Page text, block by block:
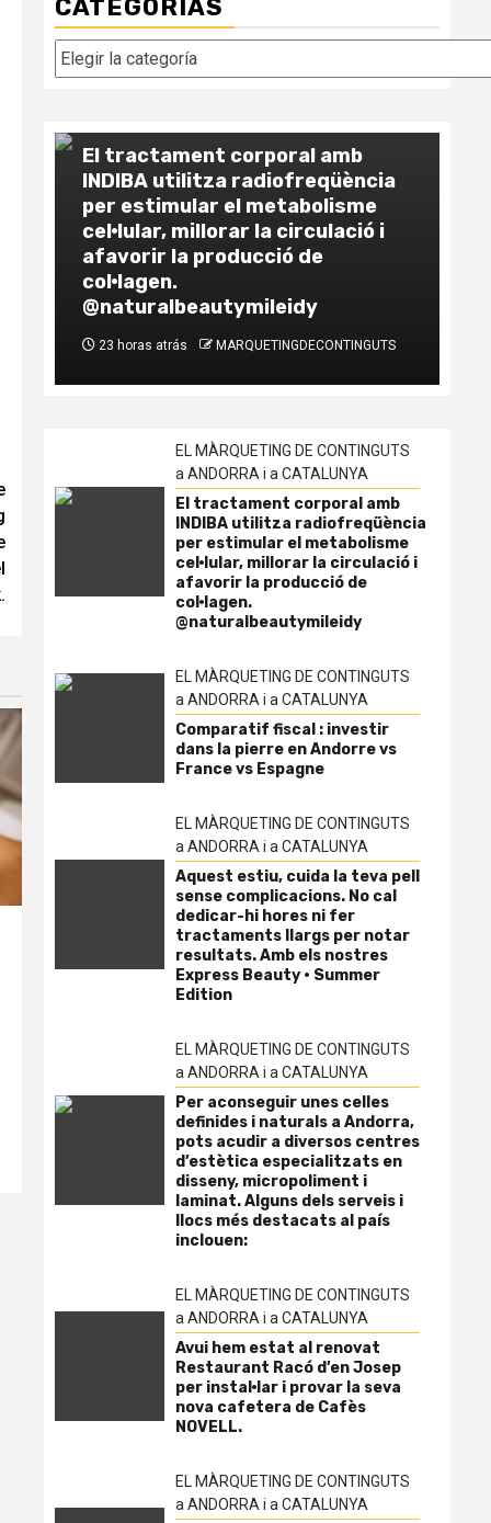
CATEGORÍAS
Categorías
El tractament corporal amb
INDIBA utilitza radiofreqüència
per estimular el metabolisme
cel·lular, millorar la circulació i
afavorir la producció de
col·lagen.
@naturalbeautymileidy
23 horas atrás MARQUETINGDECONTINGUTS
EL MÀRQUETING DE CONTINGUTS
a ANDORRA i a CATALUNYA
El tractament corporal amb
INDIBA utilitza radiofreqüència
per estimular el metabolisme
cel·lular, millorar la circulació i
afavorir la producció de
col·lagen.
@naturalbeautymileidy
EL MÀRQUETING DE CONTINGUTS
a ANDORRA i a CATALUNYA
Comparatif fiscal : investir
dans la pierre en Andorre vs
France vs Espagne
EL MÀRQUETING DE CONTINGUTS
a ANDORRA i a CATALUNYA
Aquest estiu, cuida la teva pell
sense complicacions. No cal
dedicar-hi hores ni fer
tractaments llargs per notar
resultats. Amb els nostres
Express Beauty · Summer
Edition
EL MÀRQUETING DE CONTINGUTS
a ANDORRA i a CATALUNYA
Per aconseguir unes celles
definides i naturals a Andorra,
pots acudir a diversos centres
d’estètica especialitzats en
disseny, micropoliment i
laminat. Alguns dels serveis i
llocs més destacats al país
inclouen:
EL MÀRQUETING DE CONTINGUTS
a ANDORRA i a CATALUNYA
Avui hem estat al renovat
Restaurant Racó d’en Josep
per instal·lar i provar la seva
nova cafetera de Cafès
NOVELL.
EL MÀRQUETING DE CONTINGUTS
a ANDORRA i a CATALUNYA